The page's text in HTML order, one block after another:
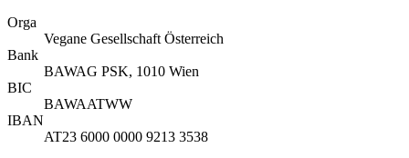
Orga
Vegane Gesellschaft Österreich
Bank
BAWAG PSK, 1010 Wien
BIC
BAWAATWW
IBAN
AT23 6000 0000 9213 3538